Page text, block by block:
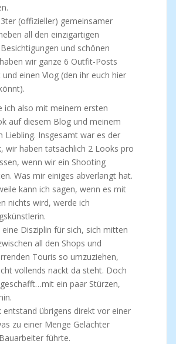
(offizieller) gemeinsamer
all den einzigartigen
und schönen
wir ganze 6 Outfit-Posts
einen Vlog (den ihr euch hier
ich also mit meinem ersten
auf diesem Blog und meinem
Liebling. Insgesamt war es der
wir haben tatsächlich 2 Looks pro
wenn wir ein Shooting
Was mir einiges abverlangt hat.
kann ich sagen, wenn es mit
nichts wird, werde ich
eine Disziplin für sich, sich mitten
all den Shops und
Touris so umzuziehen,
vollends nackt da steht. Doch
ein paar Stürzen,
entstand übrigens direkt vor einer
zu einer Menge Gelächter
führte.